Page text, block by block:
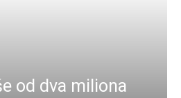
od dva miliona